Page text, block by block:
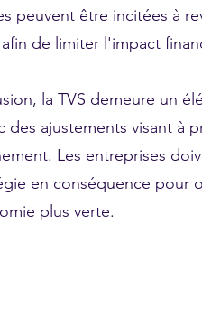
peuvent être incitées à
de limiter l'impact
la TVS demeure un
des ajustements visant
Les entreprises
en conséquence pour
plus verte.